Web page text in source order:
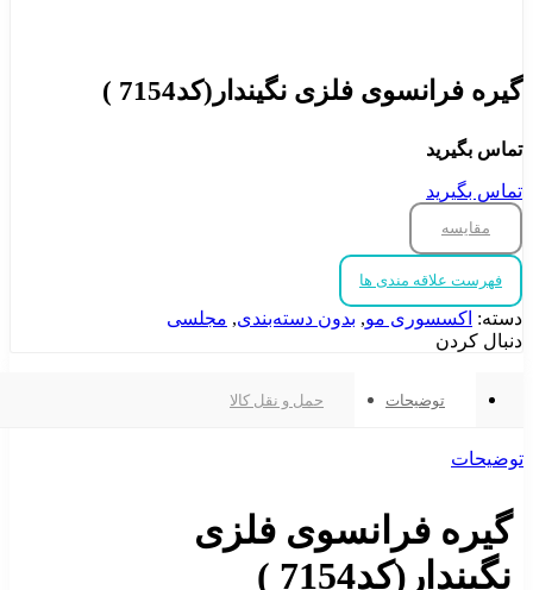
گیره فرانسوی فلزی نگیندار(کد7154 )
تماس بگیرید
تماس بگیرید
مقایسه
فهرست علاقه مندی ها
دسته: اکسسوری مو, بدون دسته‌بندی, مجلسی
دنبال کردن
توضیحات حمل و نقل کالا
توضیحات
گیره فرانسوی فلزی
نگیندار(کد7154 )